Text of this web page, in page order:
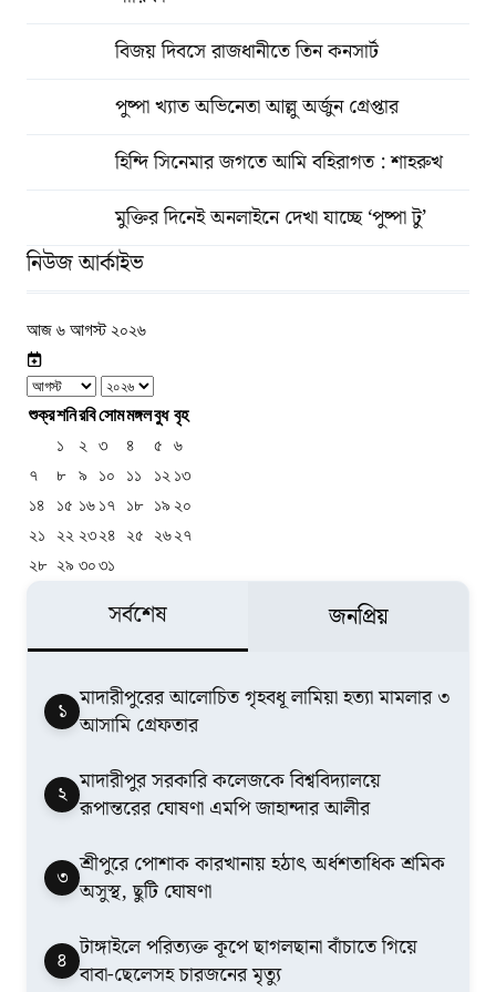
বিজয় দিবসে রাজধানীতে তিন কনসার্ট
পুষ্পা খ্যাত অভিনেতা আল্লু অর্জুন গ্রেপ্তার
হিন্দি সিনেমার জগতে আমি বহিরাগত : শাহরুখ
মুক্তির দিনেই অনলাইনে দেখা যাচ্ছে ‘পুষ্পা টু’
নিউজ আর্কাইভ
আজ ৬ আগস্ট ২০২৬
শুক্রশনিরবিসোমমঙ্গলবুধ বৃহ
১
২ ৩ ৪ ৫
৬
৭
৮ ৯ ১০ ১১ ১২ ১৩
১৪
১৫ ১৬ ১৭ ১৮ ১৯ ২০
২১
২২ ২৩২৪ ২৫ ২৬২৭
২৮ ২৯ ৩০৩১
সর্বশেষ জনপ্রিয়
১ মাদারীপুরের আলোচিত গৃহবধূ লামিয়া হত্যা মামলার ৩
আসামি গ্রেফতার
২ মাদারীপুর সরকারি কলেজকে বিশ্ববিদ্যালয়ে
রূপান্তরের ঘোষণা এমপি জাহান্দার আলীর
৩ শ্রীপুরে পোশাক কারখানায় হঠাৎ অর্ধশতাধিক শ্রমিক
অসুস্থ, ছুটি ঘোষণা
৪ টাঙ্গাইলে পরিত্যক্ত কূপে ছাগলছানা বাঁচাতে গিয়ে
বাবা-ছেলেসহ চারজনের মৃত্যু